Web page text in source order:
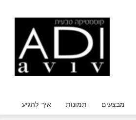
איך להגיע תמונות מבצעים